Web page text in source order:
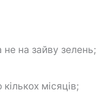
не на зайву зелень;
місяців;